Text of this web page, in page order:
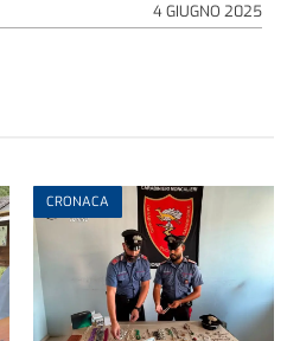
4 GIUGNO 2025
CRONACA